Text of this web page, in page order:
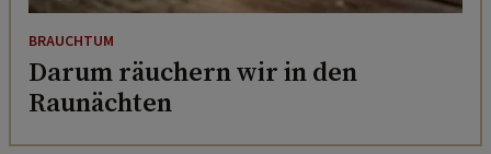
BRAUCHTUM
Darum räuchern wir in den
Raunächten